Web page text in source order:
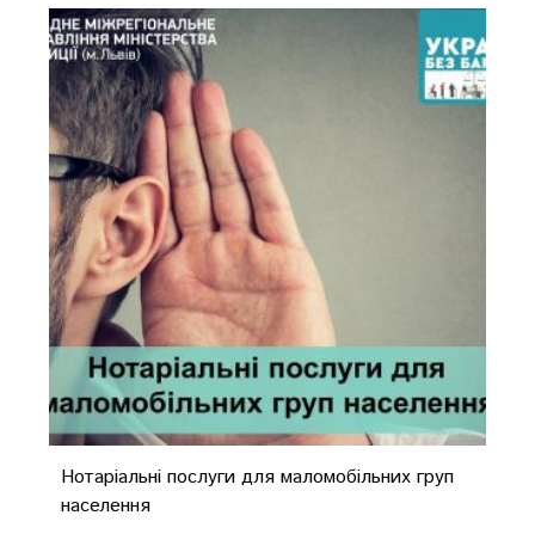
Нотаріальні послуги для маломобільних груп
населення